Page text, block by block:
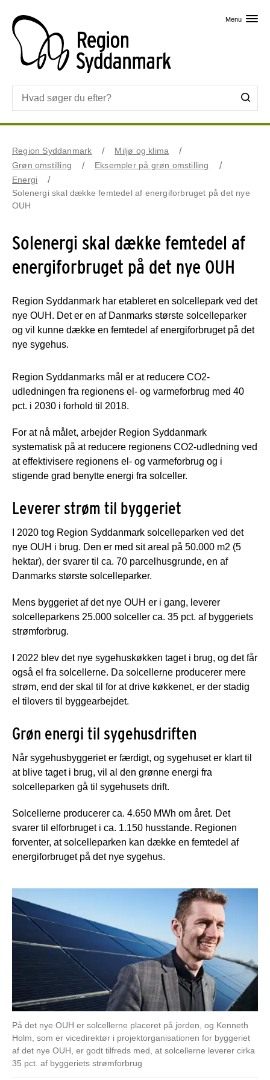
Menu
Region Syddanmark
Miljø og klima
Grøn omstilling
Eksempler på grøn omstilling
Energi
Solenergi skal dække femtedel af energiforbruget på det nye
OUH
Solenergi skal dække femtedel af
energiforbruget på det nye OUH
Region Syddanmark har etableret en solcellepark ved det
nye OUH. Det er en af Danmarks største solcelleparker
og vil kunne dække en femtedel af energiforbruget på det
nye sygehus.
Region Syddanmarks mål er at reducere CO2-
udledningen fra regionens el- og varmeforbrug med 40
pct. i 2030 i forhold til 2018.
For at nå målet, arbejder Region Syddanmark
systematisk på at reducere regionens CO2-udledning ved
at effektivisere regionens el- og varmeforbrug og i
stigende grad benytte energi fra solceller.
Leverer strøm til byggeriet
I 2020 tog Region Syddanmark solcelleparken ved det
nye OUH i brug. Den er med sit areal på 50.000 m2 (5
hektar), der svarer til ca. 70 parcelhusgrunde, en af
Danmarks største solcelleparker.
Mens byggeriet af det nye OUH er i gang, leverer
solcelleparkens 25.000 solceller ca. 35 pct. af byggeriets
strømforbrug.
I 2022 blev det nye sygehuskøkken taget i brug, og det får
også el fra solcellerne. Da solcellerne producerer mere
strøm, end der skal til for at drive køkkenet, er der stadig
el tilovers til byggearbejdet.
Grøn energi til sygehusdriften
Når sygehusbyggeriet er færdigt, og sygehuset er klart til
at blive taget i brug, vil al den grønne energi fra
solcelleparken gå til sygehusets drift.
Solcellerne producerer ca. 4.650 MWh om året. Det
svarer til elforbruget i ca. 1.150 husstande. Regionen
forventer, at solcelleparken kan dække en femtedel af
energiforbruget på det nye sygehus.
På det nye OUH er solcellerne placeret på jorden, og Kenneth
Holm, som er vicedirektør i projektorganisationen for byggeriet
af det nye OUH, er godt tilfreds med, at solcellerne leverer cirka
35 pct. af byggeriets strømforbrug